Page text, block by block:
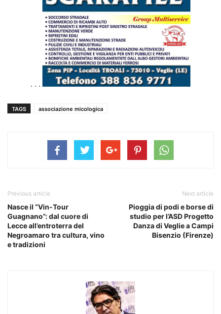
. . .
TAGS associazione micologica
Previous article
Nasce il “Vin-Tour
Guagnano”: dal cuore di
Lecce all’entroterra del
Negroamaro tra cultura, vino
e tradizioni
Next article
Pioggia di podi e borse di
studio per l’ASD Progetto
Danza di Veglie a Campi
Bisenzio (Firenze)